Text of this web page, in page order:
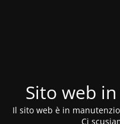
Sito web
Il sito web è in
Ci